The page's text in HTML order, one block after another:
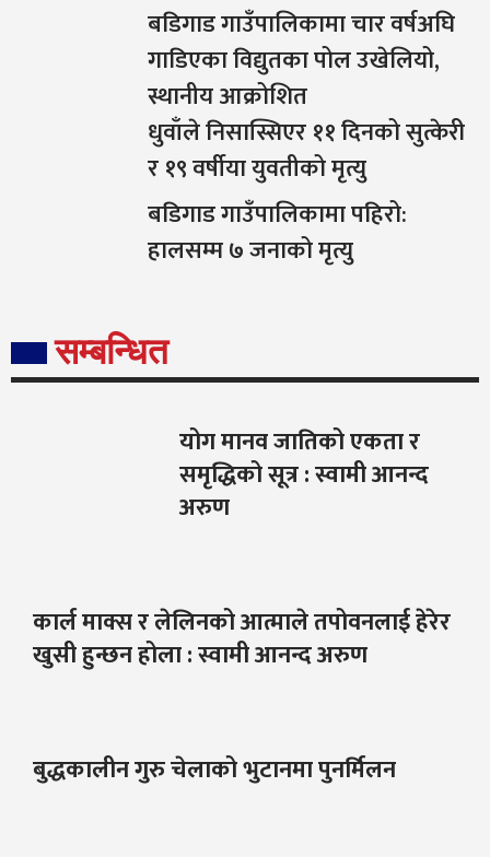
बडिगाड गाउँपालिकामा चार वर्षअघि
गाडिएका विद्युतका पोल उखेलियो,
स्थानीय आक्रोशित
धुवाँले निसास्सिएर ११ दिनको सुत्केरी
र १९ वर्षीया युवतीको मृत्यु
बडिगाड गाउँपालिकामा पहिरो:
हालसम्म ७ जनाको मृत्यु
सम्बन्धित
योग मानव जातिको एकता र
समृद्धिको सूत्र : स्वामी आनन्द
अरुण
कार्ल माक्स र लेलिनको आत्माले तपोवनलाई हेरेर
खुसी हुन्छन होला : स्वामी आनन्द अरुण
बुद्धकालीन गुरु चेलाको भुटानमा पुनर्मिलन